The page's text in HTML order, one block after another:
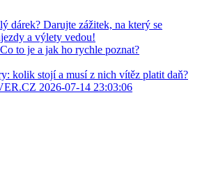
dárek? Darujte zážitek, na který se
a výlety vedou!
to je a jak ho rychle poznat?
kolik stojí a musí z nich vítěz platit daň?
2026-07-14 23:03:06